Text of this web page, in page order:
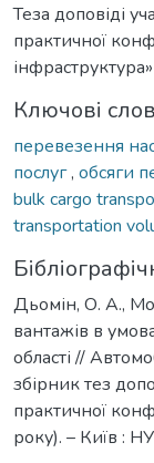
Теза доповіді
практичної
Ключові
перевезення
послуг, обсяги
bulk cargo
transportation
Дьомін, О. А.,
вантажів в
області //
збірник тез
практичної
року). – Київ :